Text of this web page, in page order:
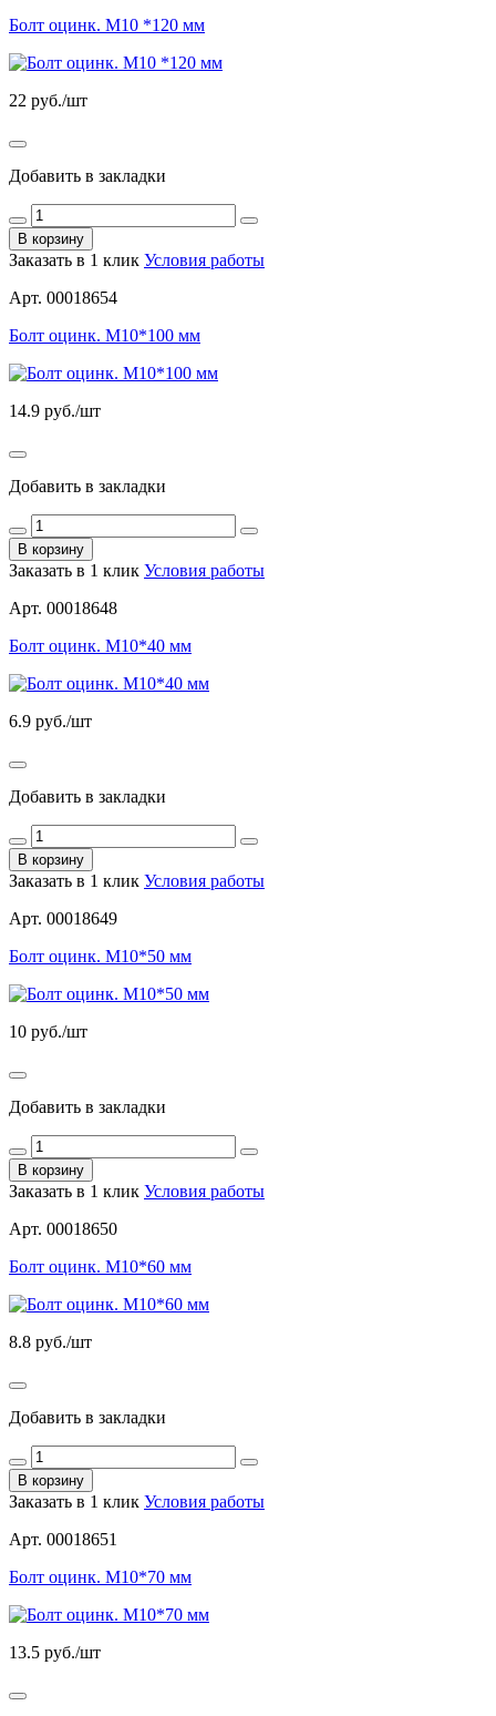
Болт оцинк. М10 *120 мм
22 руб./шт
Добавить в закладки
В корзину
Заказать в 1 клик Условия работы
Арт. 00018654
Болт оцинк. М10*100 мм
14.9 руб./шт
Добавить в закладки
В корзину
Заказать в 1 клик Условия работы
Арт. 00018648
Болт оцинк. М10*40 мм
6.9 руб./шт
Добавить в закладки
В корзину
Заказать в 1 клик Условия работы
Арт. 00018649
Болт оцинк. М10*50 мм
10 руб./шт
Добавить в закладки
В корзину
Заказать в 1 клик Условия работы
Арт. 00018650
Болт оцинк. М10*60 мм
8.8 руб./шт
Добавить в закладки
В корзину
Заказать в 1 клик Условия работы
Арт. 00018651
Болт оцинк. М10*70 мм
13.5 руб./шт